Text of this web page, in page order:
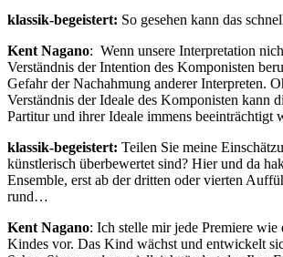
klassik-begeistert: So gesehen kann das
Kent Nagano: Wenn unsere Interpretation
Verständnis der Intention des Komponisten
Gefahr der Nachahmung anderer Interpreten.
Verständnis der Ideale des Komponisten kann
Partitur und ihrer Ideale immens beeinträchtigt
klassik-begeistert: Teilen Sie meine
künstlerisch überbewertet sind? Hier und da
Ensemble, erst ab der dritten oder vierten
rund…
Kent Nagano: Ich stelle mir jede Premiere wie
Kindes vor. Das Kind wächst und entwickelt